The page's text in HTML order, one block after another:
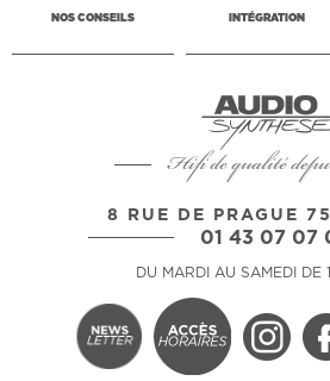
NOS CONSEILS INTÉGRATION
Hifi de qualité
8 RUE DE PRAGUE
01 43 07 07
DU MARDI AU SAMEDI DE